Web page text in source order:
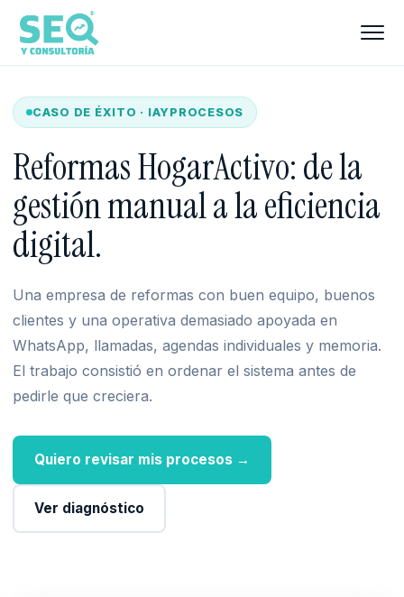
CASO DE ÉXITO · IAYPROCESOS
Reformas HogarActivo: de la
gestión manual a la eficiencia
digital.
Una empresa de reformas con buen equipo, buenos
clientes y una operativa demasiado apoyada en
WhatsApp, llamadas, agendas individuales y memoria.
El trabajo consistió en ordenar el sistema antes de
pedirle que creciera.
Quiero revisar mis procesos →
Ver diagnóstico